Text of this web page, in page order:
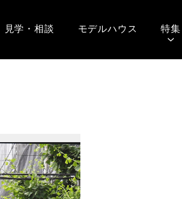
見学・相談 モデルハウス 特集